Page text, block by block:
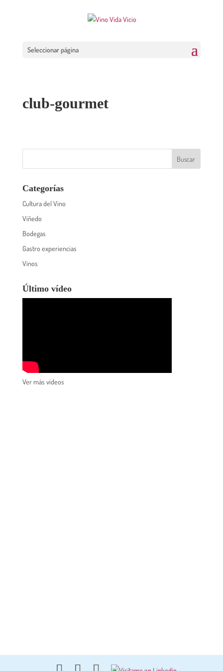
Seleccionar página
club-gourmet
Categorías
Cultura del Vino
Viñedo
Bodegas
Gastro experiencias
Vinos
Último vídeo
Ver más vídeos